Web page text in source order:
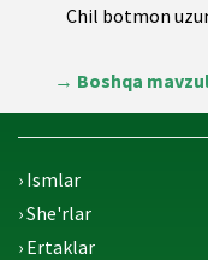
Chil botmon
→ Boshqa
› Ismlar
› She'rlar
› Ertaklar